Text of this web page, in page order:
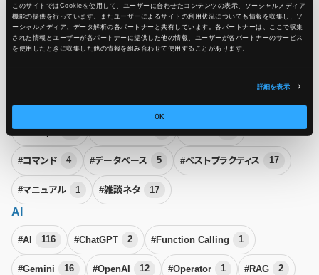
このサイトではCookieを使用して、ユーザーに合わせたコンテンツの表示、ソーシャルメディア
機能の提供を行っています。またユーザーによるサイトの利用状況についても情報を収集し、ソ
ーシャルメディア、データ解析の各パートナーと共有しています。各パートナーは、ここで収集
された情報とユーザーが各パートナーに提供した他の情報、ユーザーが各パートナーのサービス
を使用したときに収集した他の情報を組み合わせて使用​​することがあります。
詳細を表示
OK
#Azure Stack HCI 1 #Microsoft 9 #Microsoft Build 5
#Microsoft Ignite 4 #Microsoft SQL Server 1
その他
#DevOps 16 #オンプレミス 5 #コスト 35
#コマンド 4 #データベース 5 #ベストプラクティス 17
#マニュアル 1 #雑談ネタ 17
AI
#AI 116 #ChatGPT 2 #Function Calling 1
#Gemini 16 #OpenAI 12 #Operator 1 #RAG 2